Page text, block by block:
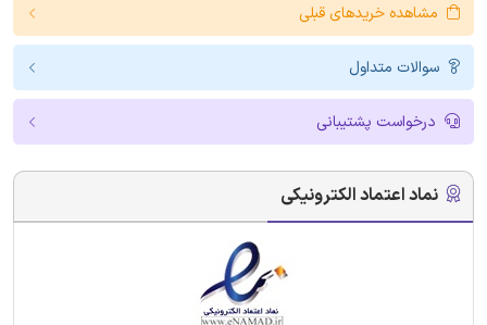
مشاهده خریدهای قبلی
سوالات متداول
درخواست پشتیبانی
نماد اعتماد الکترونیکی